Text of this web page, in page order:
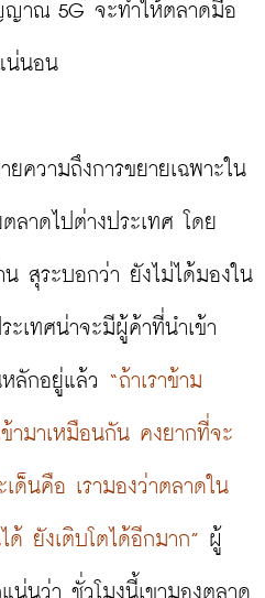
ญาณ 5G จะทำให้ตลาดมือ
น่นอน
ความถึงการขยายเฉพาะใน
ลาดไปต่างประเทศ โดย
น สุระบอกว่า ยังไม่ได้มองใน
ะเทศน่าจะมีผู้ค้าที่นำเข้า
ลักอยู่แล้ว “ถ้าเราข้าม
ามาเหมือนกัน คงยากที่จะ
ด็นคือ เรามองว่าตลาดใน
ด้ ยังเติบโตได้อีกมาก” ผู้
นว่า ชั่วโมงนี้เขามองตลาด